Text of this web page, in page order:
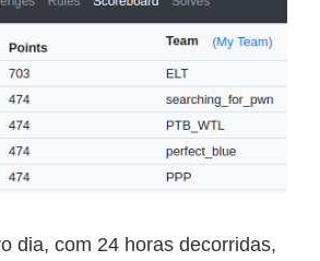
dia, com 24 horas decorridas,